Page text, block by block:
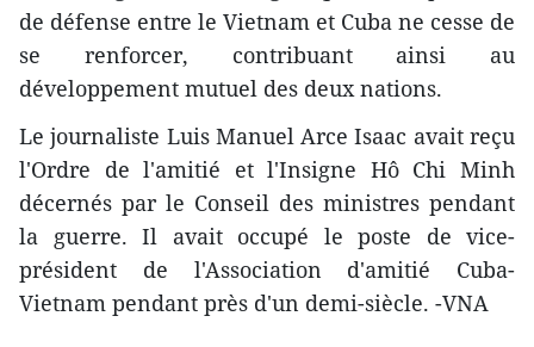
de défense entre le Vietnam et Cuba ne cesse de
se renforcer, contribuant ainsi au
développement mutuel des deux nations.
Le journaliste Luis Manuel Arce Isaac avait reçu
l'Ordre de l'amitié et l'Insigne Hô Chi Minh
décernés par le Conseil des ministres pendant
la guerre. Il avait occupé le poste de vice-
président de l'Association d'amitié Cuba-
Vietnam pendant près d'un demi-siècle. -VNA